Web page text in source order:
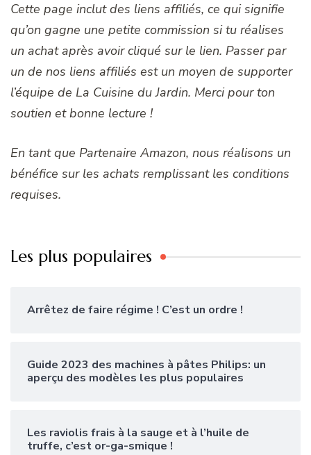
Cette page inclut des liens affiliés, ce qui signifie
qu’on gagne une petite commission si tu réalises
un achat après avoir cliqué sur le lien. Passer par
un de nos liens affiliés est un moyen de supporter
l’équipe de La Cuisine du Jardin. Merci pour ton
soutien et bonne lecture !
En tant que Partenaire Amazon, nous réalisons un
bénéfice sur les achats remplissant les conditions
requises.
Les plus populaires
Arrêtez de faire régime ! C’est un ordre !
Guide 2023 des machines à pâtes Philips: un
aperçu des modèles les plus populaires
Les raviolis frais à la sauge et à l’huile de
truffe, c’est or-ga-smique !